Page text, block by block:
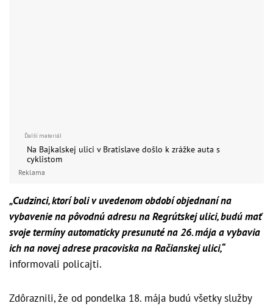
auta s cyklistom
Reklama
„Cudzinci, ktorí boli v uvedenom období objednaní na
vybavenie na pôvodnú adresu na Regrútskej ulici, budú mať
svoje termíny automaticky presunuté na 26. mája a vybavia
ich na novej adrese pracoviska na Račianskej ulici,“
informovali policajti.
Zdôraznili, že od pondelka 18. mája budú všetky služby